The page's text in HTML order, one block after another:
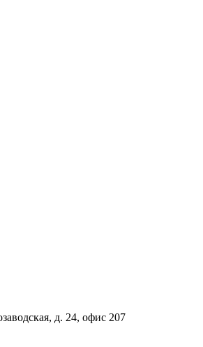
д. 24, офис 207